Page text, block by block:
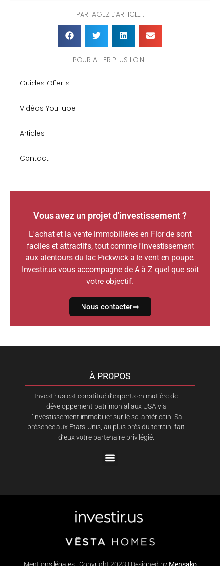
PARTAGEZ L’ARTICLE :
POUR ALLER PLUS LOIN :
Guides Offerts
Vidéos YouTube
Articles
Contact
Vous avez un projet d'investissement ?
L'achat et la vente immobilières en Floride sont
faciles et attractifs, tout comme l'investissement
aux alentours du lac Pickwick a le vent en poupe.
Investir.us vous accompagne de A à Z quel que soit
votre objectif.
Nous contacter
À PROPOS
Investir.us est constitué d’experts en matière de
développement patrimonial aux USA via
l’investissement immobilier sur le sol américain. Sa
présence aux Etats-Unis, au plus près du terrain, fait
d’eux votre partenaire privilégié.
Mentions légales | Copyright 2023 | Designed by Mensako